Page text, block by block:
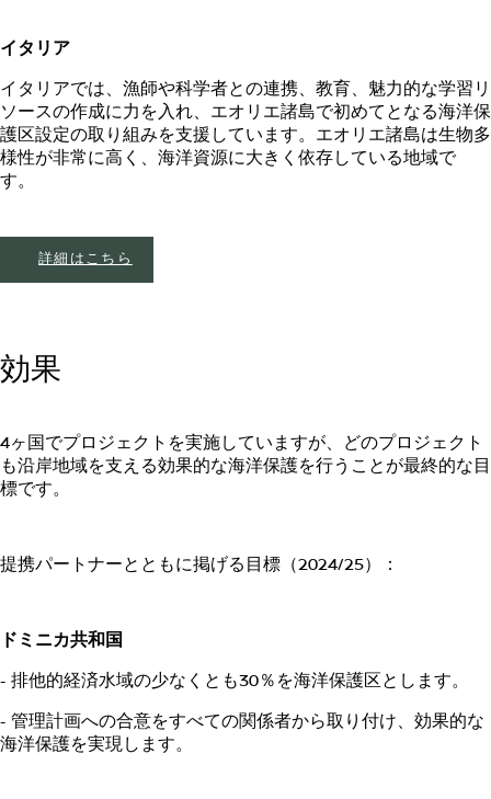
イタリア
イタリアでは、漁師や科学者との連携、教育、魅力的な学習リ
ソースの作成に力を入れ、エオリエ諸島で初めてとなる海洋保
護区設定の取り組みを支援しています。エオリエ諸島は生物多
様性が非常に高く、海洋資源に大きく依存している地域で
す。
詳細はこちら
効果
4ヶ国でプロジェクトを実施していますが、どのプロジェクト
も沿岸地域を支える効果的な海洋保護を行うことが最終的な目
標です。
提携パートナーとともに掲げる目標（2024/25）：
ドミニカ共和国
- 排他的経済水域の少なくとも30％を海洋保護区とします。
- 管理計画への合意をすべての関係者から取り付け、効果的な
海洋保護を実現します。